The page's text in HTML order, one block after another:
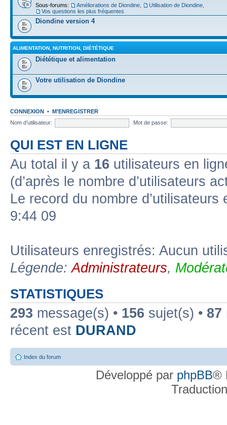
Sous-forums: Améliorations de Diondine Utilisation de Diondine
Vos questions les plus fréquentes
Diondine version 4
ALIMENTATION, NUTRITION, DIÉTÉTIQUE
Diététique et alimentation
Votre utilisation de Diondine
CONNEXION • M’ENREGISTRER
Nom d’utilisateur:
Mot de passe:
QUI EST EN LIGNE
Au total il y a 16 utilisateurs en
(d’après le nombre d’utilisateurs
Le record du nombre
9:44 09
Utilisateurs enregistrés: Aucun
Légende:Administrateurs,
STATISTIQUES
293 message(s) • 156 sujet(s) • 87
récent est DURAND
Index du forum
Développé par phpBB®